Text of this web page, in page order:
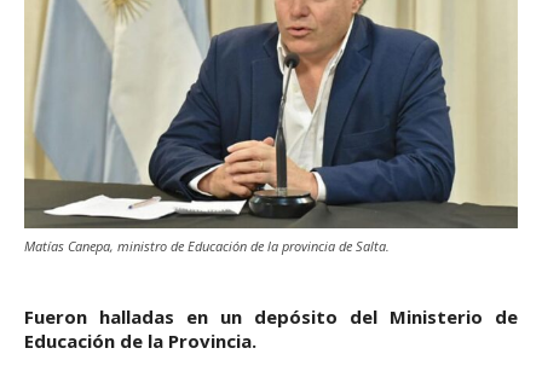
Matías Canepa, ministro de Educación de la provincia de Salta.
Fueron halladas en un depósito del Ministerio de
Educación de la Provincia.